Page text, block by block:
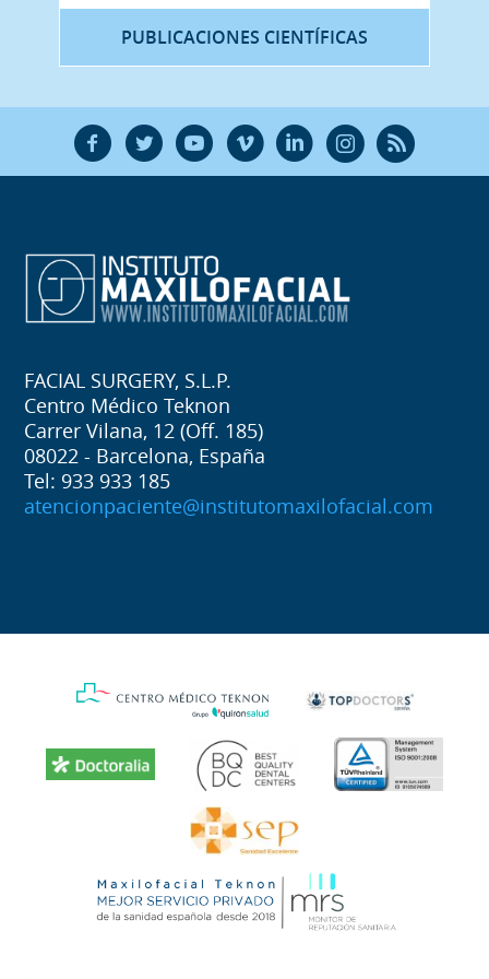
PUBLICACIONES CIENTÍFICAS
F T Y V L Ñ R
FACIAL SURGERY, S.L.P.
Centro Médico Teknon
Carrer Vilana, 12 (Off. 185)
08022 - Barcelona, España
Tel: 933 933 185
atencionpaciente@institutomaxilofacial.com